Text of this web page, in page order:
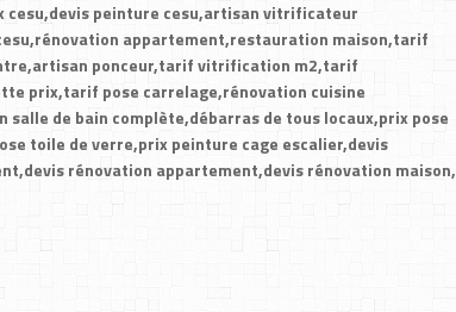
cesu,devis peinture cesu,artisan vitrificateur
appartement,restauration maison,tarif
ponceur,tarif vitrification m2,tarif
prix,tarif pose carrelage,rénovation cuisine
salle de bain complète,débarras de tous locaux,prix pose
toile de verre,prix peinture cage escalier,devis
rénovation appartement,devis rénovation maison,